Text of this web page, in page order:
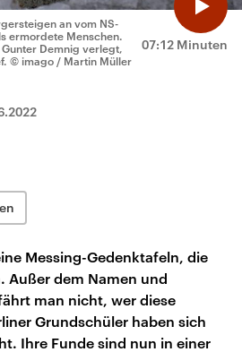
07:12 Minuten
an vom NS-
ermordete Menschen.
Demnig verlegt,
© imago / Martin Müller
Messing-Gedenktafeln, die
Außer dem Namen und
man nicht, wer diese
Grundschüler haben sich
Ihre Funde sind nun in einer